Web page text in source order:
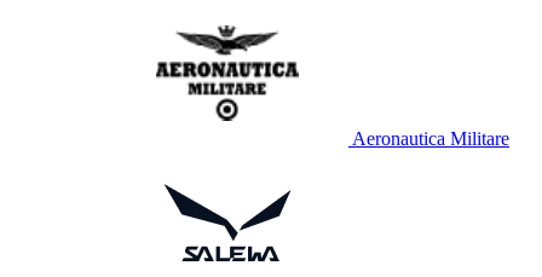
Aeronautica Militare